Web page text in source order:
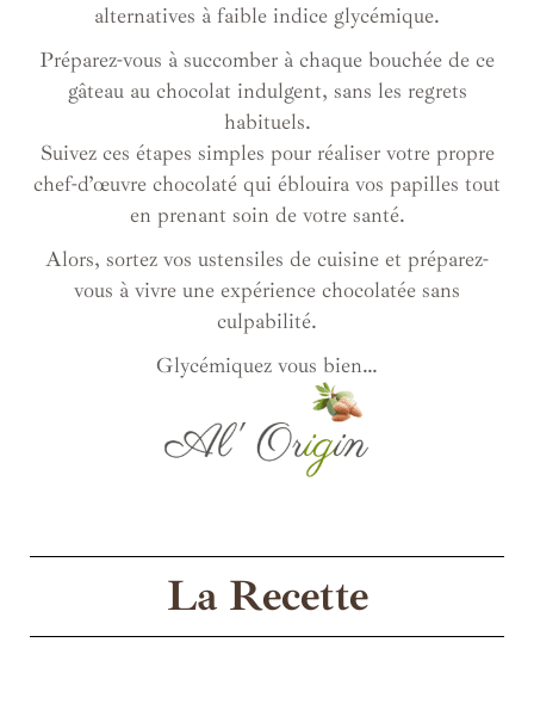
alternatives à faible indice glycémique.
Préparez-vous à succomber à chaque bouchée de ce
gâteau au chocolat indulgent, sans les regrets
habituels.
Suivez ces étapes simples pour réaliser votre propre
chef-d’œuvre chocolaté qui éblouira vos papilles tout
en prenant soin de votre santé.
Alors, sortez vos ustensiles de cuisine et préparez-
vous à vivre une expérience chocolatée sans
culpabilité.
Glycémiquez vous bien…
La Recette